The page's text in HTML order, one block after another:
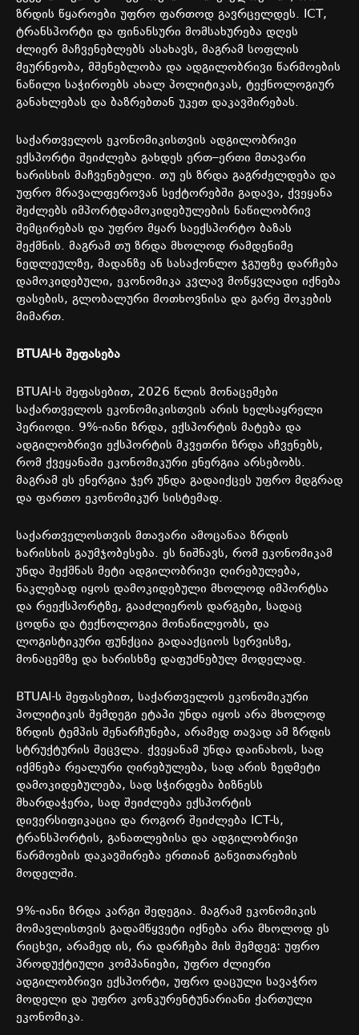
ზრდის წყაროები უფრო ფართოდ გავრცელდეს. ICT,
ტრანსპორტი და ფინანსური მომსახურება დღეს
ძლიერ მაჩვენებლებს ასახავს, მაგრამ სოფლის
მეურნეობა, მშენებლობა და ადგილობრივი წარმოების
ნაწილი საჭიროებს ახალ პოლიტიკას, ტექნოლოგიურ
განახლებას და ბაზრებთან უკეთ დაკავშირებას.
საქართველოს ეკონომიკისთვის ადგილობრივი
ექსპორტი შეიძლება გახდეს ერთ–ერთი მთავარი
ხარისხის მაჩვენებელი. თუ ეს ზრდა გაგრძელდება და
უფრო მრავალფეროვან სექტორებში გადავა, ქვეყანა
შეძლებს იმპორტდამოკიდებულების ნაწილობრივ
შემცირებას და უფრო მყარ საექსპორტო ბაზას
შექმნის. მაგრამ თუ ზრდა მხოლოდ რამდენიმე
ნედლეულზე, მადანზე ან სასაქონლო ჯგუფზე დარჩება
დამოკიდებული, ეკონომიკა კვლავ მოწყვლადი იქნება
ფასების, გლობალური მოთხოვნისა და გარე შოკების
მიმართ.
BTUAI-ს შეფასება
BTUAI-ს შეფასებით, 2026 წლის მონაცემები
საქართველოს ეკონომიკისთვის არის ხელსაყრელი
პერიოდი. 9%-იანი ზრდა, ექსპორტის მატება და
ადგილობრივი ექსპორტის მკვეთრი ზრდა აჩვენებს,
რომ ქვეყანაში ეკონომიკური ენერგია არსებობს.
მაგრამ ეს ენერგია ჯერ უნდა გადაიქცეს უფრო მდგრად
და ფართო ეკონომიკურ სისტემად.
საქართველოსთვის მთავარი ამოცანაა ზრდის
ხარისხის გაუმჯობესება. ეს ნიშნავს, რომ ეკონომიკამ
უნდა შექმნას მეტი ადგილობრივი ღირებულება,
ნაკლებად იყოს დამოკიდებული მხოლოდ იმპორტსა
და რეექსპორტზე, გააძლიეროს დარგები, სადაც
ცოდნა და ტექნოლოგია მონაწილეობს, და
ლოგისტიკური ფუნქცია გადააქციოს სერვისზე,
მონაცემზე და ხარისხზე დაფუძნებულ მოდელად.
BTUAI-ს შეფასებით, საქართველოს ეკონომიკური
პოლიტიკის შემდეგი ეტაპი უნდა იყოს არა მხოლოდ
ზრდის ტემპის შენარჩუნება, არამედ თავად ამ ზრდის
სტრუქტურის შეცვლა. ქვეყანამ უნდა დაინახოს, სად
იქმნება რეალური ღირებულება, სად არის ზედმეტი
დამოკიდებულება, სად სჭირდება ბიზნესს
მხარდაჭერა, სად შეიძლება ექსპორტის
დივერსიფიკაცია და როგორ შეიძლება ICT-ს,
ტრანსპორტის, განათლებისა და ადგილობრივი
წარმოების დაკავშირება ერთიან განვითარების
მოდელში.
9%-იანი ზრდა კარგი შედეგია. მაგრამ ეკონომიკის
მომავლისთვის გადამწყვეტი იქნება არა მხოლოდ ეს
რიცხვი, არამედ ის, რა დარჩება მის შემდეგ: უფრო
პროდუქტიული კომპანიები, უფრო ძლიერი
ადგილობრივი ექსპორტი, უფრო დაცული სავაჭრო
მოდელი და უფრო კონკურენტუნარიანი ქართული
ეკონომიკა.